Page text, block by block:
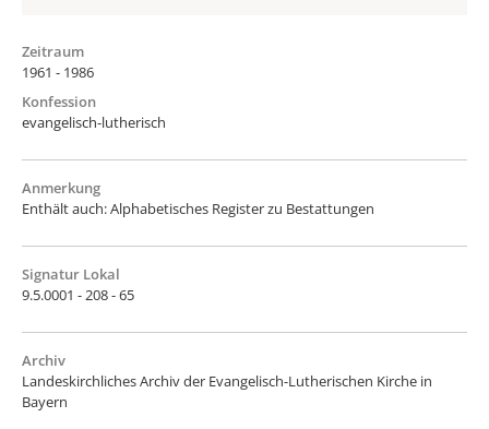
Zeitraum
1961 - 1986
Konfession
evangelisch-lutherisch
Anmerkung
Enthält auch: Alphabetisches Register zu Bestattungen
Signatur Lokal
9.5.0001 - 208 - 65
Archiv
Landeskirchliches Archiv der Evangelisch-Lutherischen Kirche in
Bayern